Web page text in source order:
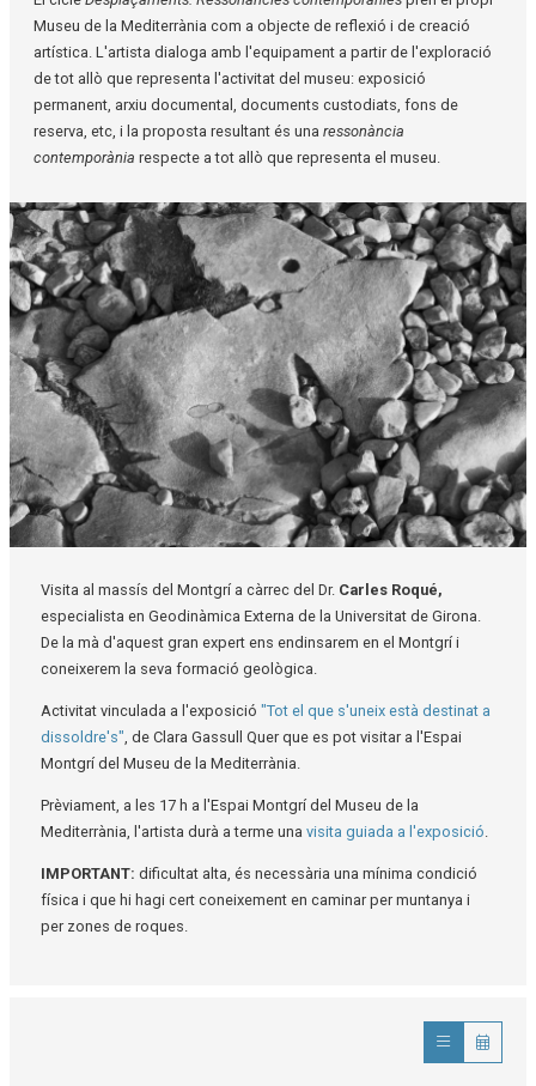
Museu de la Mediterrània com a objecte de reflexió i de creació
artística. L'artista dialoga amb l'equipament a partir de l'exploració
de tot allò que representa l'activitat del museu: exposició
permanent, arxiu documental, documents custodiats, fons de
reserva, etc, i la proposta resultant és una ressonància
contemporània respecte a tot allò que representa el museu.
Visita al massís del Montgrí a càrrec del Dr. Carles Roqué,
especialista en Geodinàmica Externa de la Universitat de Girona.
De la mà d'aquest gran expert ens endinsarem en el Montgrí i
coneixerem la seva formació geològica.
Activitat vinculada a l'exposició "Tot el que s'uneix està destinat a
dissoldre's" , de Clara Gassull Quer que es pot visitar a l'Espai
Montgrí del Museu de la Mediterrània.
Prèviament, a les 17 h a l'Espai Montgrí del Museu de la
Mediterrània, l'artista durà a terme una visita guiada a l'exposició
IMPORTANT: dificultat alta, és necessària una mínima condició
física i que hi hagi cert coneixement en caminar per muntanya i
per zones de roques.